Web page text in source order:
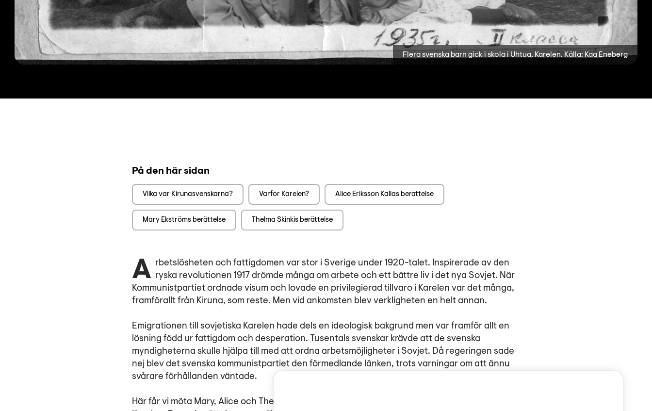
Flera svenska barn gick i skola i Uhtua, Karelen. Källa: Kaa Eneberg
På den här sidan
Vilka var Kirunasvenskarna? Varför Karelen? Alice Eriksson Kallas berättelse
Mary Ekströms berättelse Thelma Skinkis berättelse
Arbetslösheten och fattigdomen var stor i Sverige under 1920-talet. Inspirerade av den ryska revolutionen 1917 drömde många om arbete och ett bättre liv i det nya Sovjet. När
Kommunistpartiet ordnade visum och lovade en privilegierad tillvaro i Karelen var det många,
framförallt från Kiruna, som reste. Men vid ankomsten blev verkligheten en helt annan.
Emigrationen till sovjetiska Karelen hade dels en ideologisk bakgrund men var framför allt en
lösning född ur fattigdom och desperation. Tusentals svenskar krävde att de svenska
myndigheterna skulle hjälpa till med att ordna arbetsmöjligheter i Sovjet. Då regeringen sade
nej blev det svenska kommunistpartiet den förmedlande länken, trots varningar om att ännu
svårare förhållanden väntade.
Här får vi möta Mary, Alice och Thelma som fått sina liv präglade av föräldrarnas emigration till